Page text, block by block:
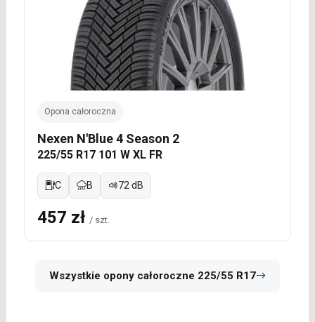
Opona całoroczna
Nexen N'Blue 4 Season 2
225/55 R17 101 W XL FR
C B 72 dB
457 zł / szt.
Wszystkie opony całoroczne 225/55 R17